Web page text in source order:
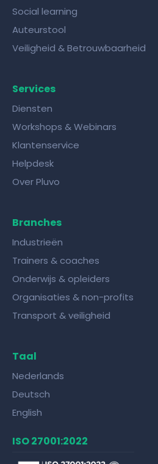
Social learning
Auteurstool
Veiligheid & Betrouwbaarheid
Services
Diensten
Workshops & Webinars
Klantenservice
Helpdesk
Over Pluvo
Branches
Industrieën
Trainers & coaches
Onderwijs & opleiders
Organisaties & non-profits
Transport & veiligheid
Taal
Nederlands
Deutsch
English
ISO 27001:2022